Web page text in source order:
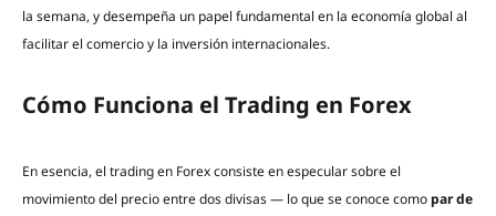
la semana, y desempeña un papel fundamental en la economía global al
facilitar el comercio y la inversión internacionales.
Cómo Funciona el Trading en Forex
En esencia, el trading en Forex consiste en especular sobre el
movimiento del precio entre dos divisas — lo que se conoce comopar de